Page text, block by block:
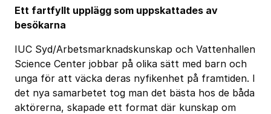
Ett fartfyllt upplägg som uppskattades av
besökarna
IUC Syd/Arbetsmarknadskunskap och Vattenhallen
Science Center jobbar på olika sätt med barn och
unga för att väcka deras nyfikenhet på framtiden. I
det nya samarbetet tog man det bästa hos de båda
aktörerna, skapade ett format där kunskap om